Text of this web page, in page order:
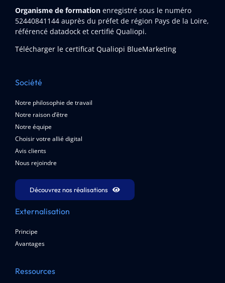
Organisme de formation enregistré sous le numéro
52440841144auprès du préfet de région Pays de la Loire,
référencé datadock et certifié Qualiopi.
Télécharger le certificat Qualiopi BlueMarketing
Société
Notre philosophie de travail
Notre raison d’être
Notre équipe
Choisir votre allié digital
Avis clients
Nous rejoindre
Découvrez nos réalisations
Externalisation
Principe
Avantages
Ressources